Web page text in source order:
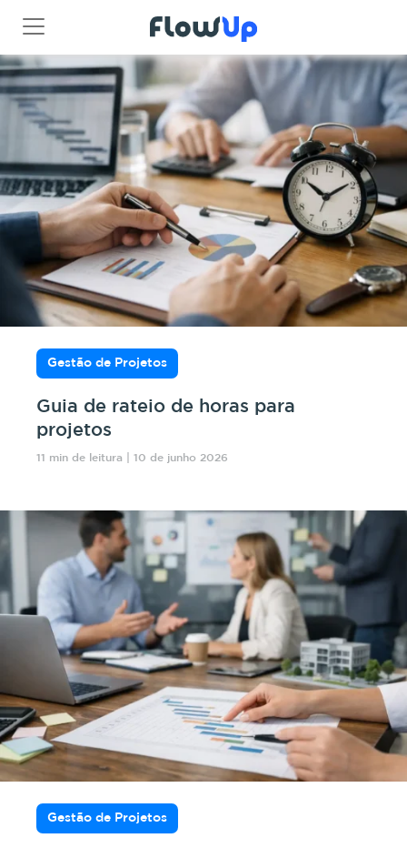
Gestão de Projetos
Guia de rateio de horas para
projetos
11 min de leitura | 10 de junho 2026
Gestão de Projetos